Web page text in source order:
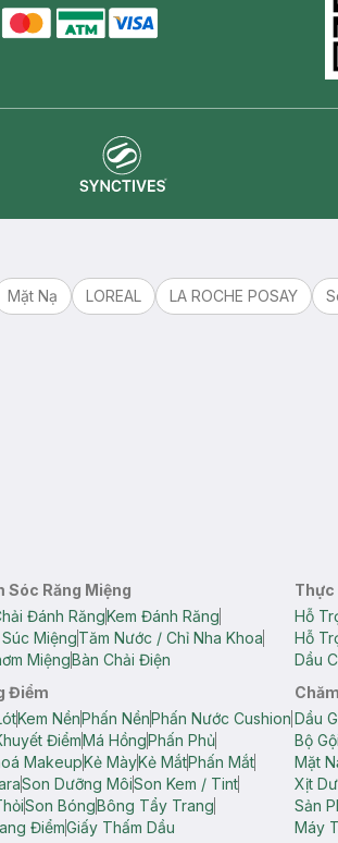
Mặt Nạ LOREAL LA ROCHE POSAY
Sóc Răng Miệng
Đánh RăngKem Đánh Răng
MiệngTăm Nước / Chỉ Nha Khoa
MiệngBàn Chải Điện
Thực
Hỗ
Hỗ
Dầu
Điểm
Kem NềnPhấn NềnPhấn Nước Cushion
ĐiểmMá HồngPhấn Phủ
MakeupKẻ MàyKẻ MắtPhấn Mắt
Son Dưỡng MôiSon Kem / Tint
Son BóngBông Tẩy Trang
ĐiểmGiấy Thấm Dầu
Dầu
Bộ
Mặt
Xịt
Sản
Máy